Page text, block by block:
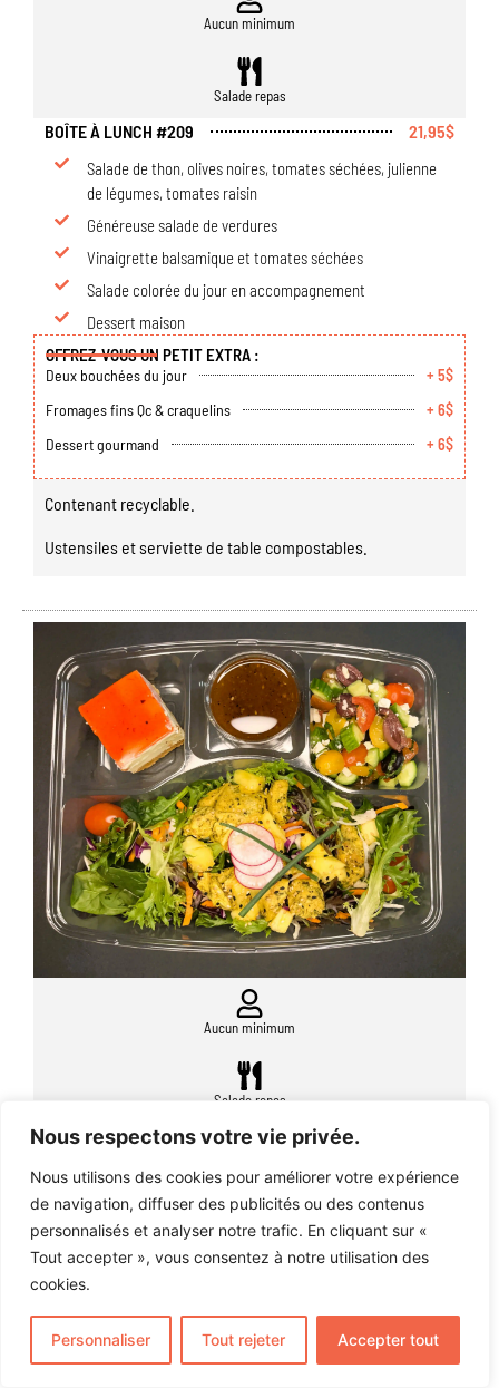
Nous respectons votre vie privée.
Nous utilisons des cookies pour améliorer votre expérience
de navigation, diffuser des publicités ou des contenus
personnalisés et analyser notre trafic. En cliquant sur «
Tout accepter », vous consentez à notre utilisation des
cookies.
Personnaliser Tout rejeter Accepter tout
Aucun minimum
Salade repas
BOÎTE À LUNCH #209 21,95$
Salade de thon, olives noires, tomates séchées, julienne
de légumes, tomates raisin
Généreuse salade de verdures
Vinaigrette balsamique et tomates séchées
Salade colorée du jour en accompagnement
Dessert maison
OFFREZ-VOUS UN PETIT EXTRA :
Deux bouchées du jour
+ 5$
Fromages fins Qc & craquelins
+ 6$
Dessert gourmand
+ 6$
Contenant recyclable.
Ustensiles et serviette de table compostables.
Aucun minimum
Salade repas
BOÎTE À LUNCH #210
Poulet mariné au cari doux, julienne de légumes et
ananas
Généreuse salade de verdures
Vinaigrette maison au sésame
Salade colorée du jour en accompagnement
OFFREZ-VOUS UN PETIT EXTRA :